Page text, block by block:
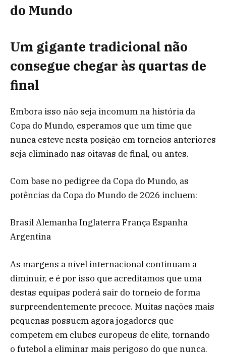
do Mundo
Um gigante tradicional não
consegue chegar às quartas de
final
Embora isso não seja incomum na história da
Copa do Mundo, esperamos que um time que
nunca esteve nesta posição em torneios anteriores
seja eliminado nas oitavas de final, ou antes.
Com base no pedigree da Copa do Mundo, as
potências da Copa do Mundo de 2026 incluem:
Brasil Alemanha Inglaterra França Espanha
Argentina
As margens a nível internacional continuam a
diminuir, e é por isso que acreditamos que uma
destas equipas poderá sair do torneio de forma
surpreendentemente precoce. Muitas nações mais
pequenas possuem agora jogadores que
competem em clubes europeus de elite, tornando
o futebol a eliminar mais perigoso do que nunca.